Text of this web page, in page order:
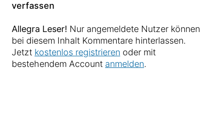
verfassen
Allegra Leser! Nur angemeldete Nutzer können
bei diesem Inhalt Kommentare hinterlassen.
Jetzt kostenlos registrieren oder mit
bestehendem Account anmelden.